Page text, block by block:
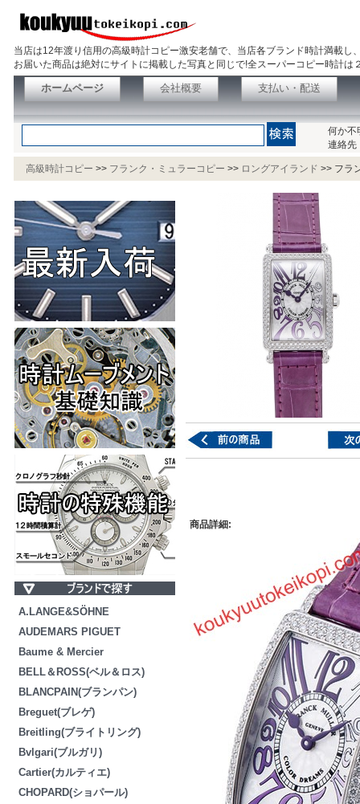
当店は12年渡り信用の高級時計コピー激安老舗で、当店各ブランド時計満載
お届いた商品は絶対にサイトに掲載した写真と同じで!全スーパーコピー時計
ホームページ 会社概要 支払い・配送
何か不
連絡
高級時計コピー >> フランク・ミュラーコピー >> ロングアイランド >> フラ
A.LANGE&SÖHNE
AUDEMARS PIGUET
Baume & Mercier
BELL＆ROSS(ベル＆ロス)
BLANCPAIN(ブランパン)
Breguet(ブレゲ)
Breitling(ブライトリング)
Bvlgari(ブルガリ)
Cartier(カルティエ)
CHOPARD(ショパール)
商品詳細: